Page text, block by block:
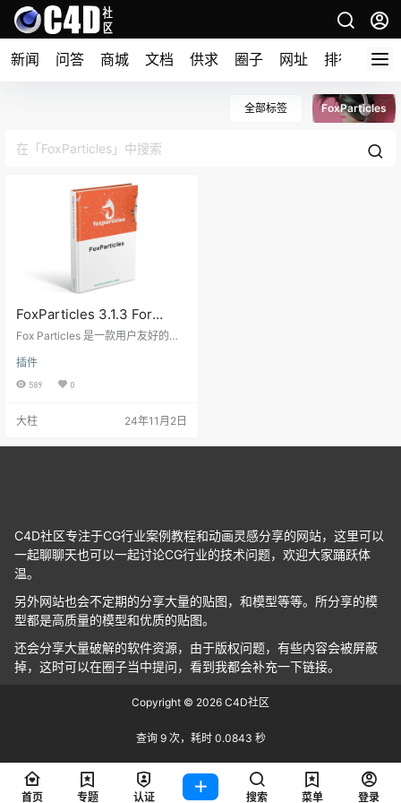
新闻 问答 商城 文档 供求 圈子 网址 排行榜
全部标签 FoxParticles
FoxParticles 3.1.3 For
Cinema 4D 粒子模拟插件
Fox Particles 是一款用户友好的插
articles 系统的功能，让不熟悉 Xpr
esso 的人也能轻松上手。最近的更
D 版本以及添加各种对象和参数。
术、碰撞处理和直观的调整中受
插件
589 0
大柱 24年11月2日
C4D社区专注于CG行业案例教程和动画灵感分享的网站，这里可以
一起聊聊天也可以一起讨论CG行业的技术问题，欢迎大家踊跃体
温。
另外网站也会不定期的分享大量的贴图，和模型等等。所分享的模
型都是高质量的模型和优质的贴图。
还会分享大量破解的软件资源，由于版权问题，有些内容会被屏蔽
掉，这时可以在圈子当中提问，看到我都会补充一下链接。
Copyright © 2026 C4D社区
查询 9 次，耗时 0.0843 秒
首页 专题 认证 搜索 菜单 登录